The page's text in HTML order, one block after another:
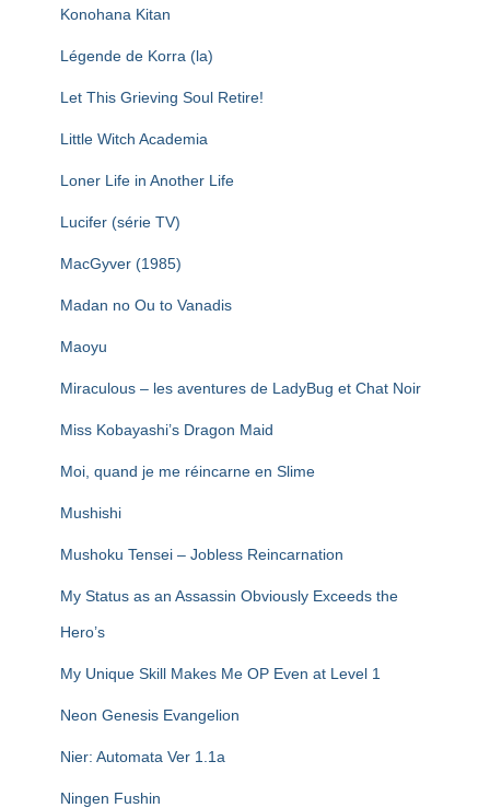
Konohana Kitan
Légende de Korra (la)
Let This Grieving Soul Retire!
Little Witch Academia
Loner Life in Another Life
Lucifer (série TV)
MacGyver (1985)
Madan no Ou to Vanadis
Maoyu
Miraculous – les aventures de LadyBug et Chat Noir
Miss Kobayashi’s Dragon Maid
Moi, quand je me réincarne en Slime
Mushishi
Mushoku Tensei – Jobless Reincarnation
My Status as an Assassin Obviously Exceeds the
Hero’s
My Unique Skill Makes Me OP Even at Level 1
Neon Genesis Evangelion
Nier: Automata Ver 1.1a
Ningen Fushin